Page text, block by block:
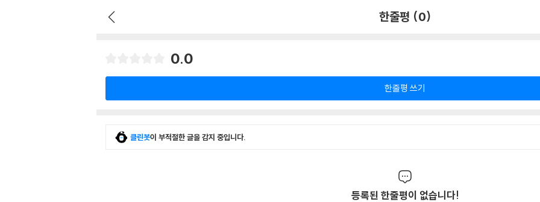
한줄평 (0)
0.0
한줄평 쓰기
클린봇이 부적절한 글을 감지 중입니다.
등록된 한줄평이 없습니다!